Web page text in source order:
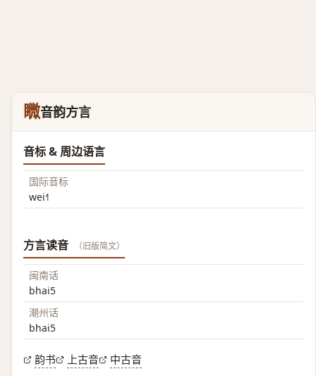
矀音韵方言
音标 & 周边语言
国际音标
wei˧˥
方言读音 （旧版简文）
闽南话
bhai5
潮州话
bhai5
韵书 上古音 中古音